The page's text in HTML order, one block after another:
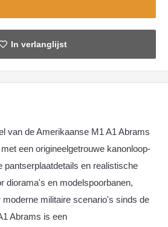
van de Amerikaanse M1 A1 Abrams
een origineelgetrouwe kanonloop-
pantserplaatdetails en realistische
diorama's en modelspoorbanen,
militaire scenario's sinds de
Abrams is een